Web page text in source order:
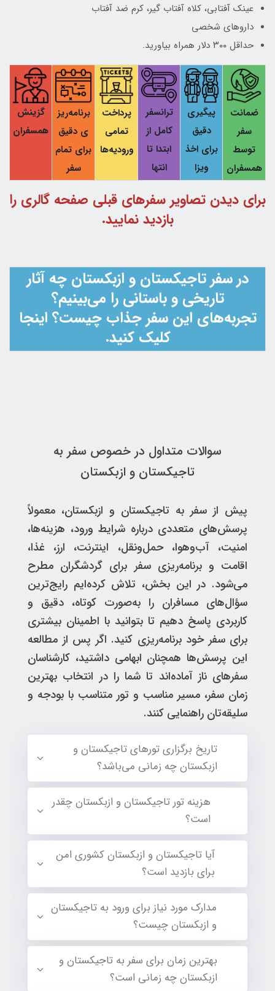
عینک آفتابی، کلاه آفتاب گیر، کرم ضد آفتاب
داروهای شخصی
حداقل ۳۰۰ دلار همراه بیاورید.
ضمانت
سفر
توسط
همسفران
پیگیری
دقیق
برای اخذ
ویزا
ترانسفر
کامل از
ابتدا تا
انتها
پرداخت
تمامی
ورودیه‌ها
برنامه‌ریز
ی دقیق
برای تمام
سفر
گزینش
همسفران
برای دیدن تصاویر سفرهای قبلی صفحه گالری را
بازدید نمایید.
در سفر تاجیکستان و ازبکستان چه آثار
تاریخی و باستانی را می‌بینیم؟
تجربه‌های این سفر جذاب چیست؟ اینجا
کلیک کنید.
سوالات متداول در خصوص سفر به
تاجیکستان و ازبکستان
پیش از سفر به تاجیکستان و ازبکستان، معمولاً
پرسش‌های متعددی درباره شرایط ورود، هزینه‌ها،
امنیت، آب‌وهوا، حمل‌ونقل، اینترنت، ارز، غذا،
اقامت و برنامه‌ریزی سفر برای گردشگران مطرح
می‌شود. در این بخش، تلاش کرده‌ایم رایج‌ترین
سؤال‌های مسافران را به‌صورت کوتاه، دقیق و
کاربردی پاسخ دهیم تا بتوانید با اطمینان بیشتری
برای سفر خود برنامه‌ریزی کنید. اگر پس از مطالعه
این پرسش‌ها همچنان ابهامی داشتید، کارشناسان
سفرهای ناز آماده‌اند تا شما را در انتخاب بهترین
زمان سفر، مسیر مناسب و تور متناسب با بودجه و
سلیقه‌تان راهنمایی کنند.
تاریخ برگزاری تورهای تاجیکستان و
ازبکستان چه زمانی می‌باشد؟
هزینه تور تاجیکستان و ازبکستان چقدر
است؟
آیا تاجیکستان و ازبکستان کشوری امن
برای بازدید است؟
مدارک مورد نیاز برای ورود به تاجیکستان
و ازبکستان چیست؟
بهترین زمان برای سفر به تاجیکستان و
ازبکستان چه زمانی است؟